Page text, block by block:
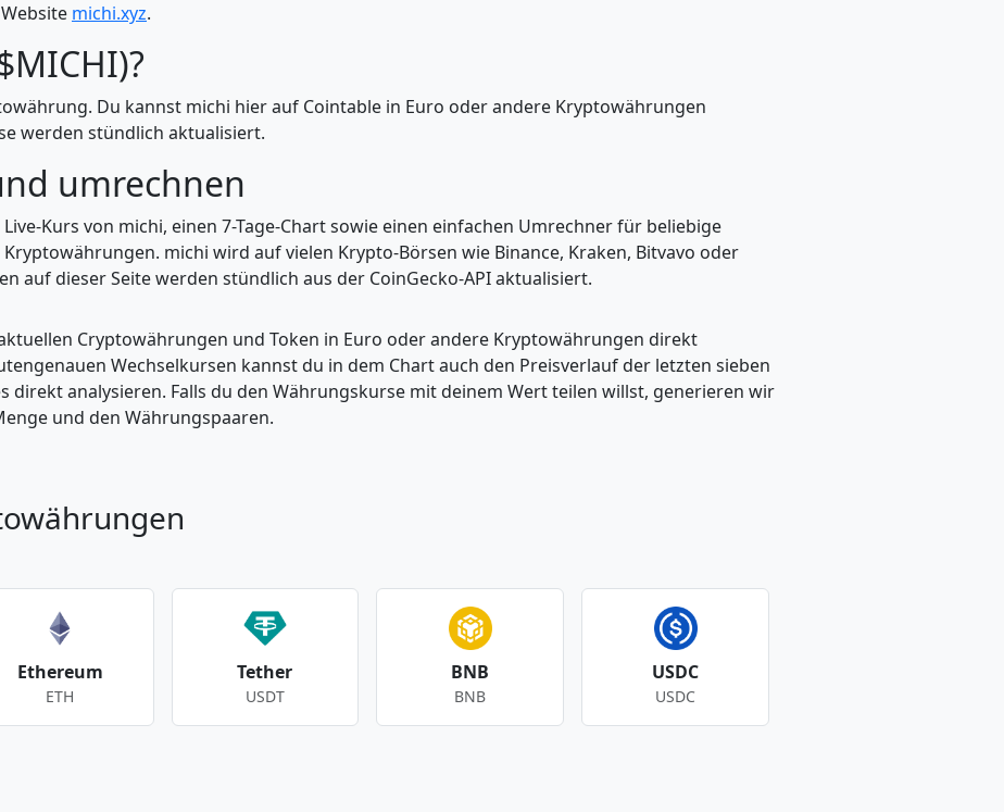
michi.xyz.
Du kannst michi hier auf Cointable in Euro oder andere Kryptowährungen
werden stündlich aktualisiert.
umrechnen
Kurs von michi, einen 7-Tage-Chart sowie einen einfachen Umrechner für beliebige
michi wird auf vielen Krypto-Börsen wie Binance, Kraken, Bitvavo oder
auf dieser Seite werden stündlich aus der CoinGecko-API aktualisiert.
Cryptowährungen und Token in Euro oder andere Kryptowährungen direkt
Wechselkursen kannst du in dem Chart auch den Preisverlauf der letzten sieben
direkt analysieren. Falls du den Währungskurse mit deinem Wert teilen willst, generieren wir
und den Währungspaaren.
Ethereum
ETH
Tether
USDT
BNB
BNB
USDC
USDC